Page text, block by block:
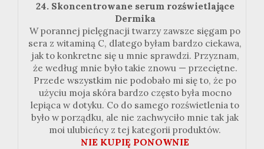
24. Skoncentrowane serum rozświetlające
Dermika
W porannej pielęgnacji twarzy zawsze sięgam po
sera z witaminą C, dlatego byłam bardzo ciekawa,
jak to konkretne się u mnie sprawdzi. Przyznam,
że według mnie było takie znowu — przeciętne.
Przede wszystkim nie podobało mi się to, że po
użyciu moja skóra bardzo często była mocno
lepiąca w dotyku. Co do samego rozświetlenia to
było w porządku, ale nie zachwyciło mnie tak jak
moi ulubieńcy z tej kategorii produktów.
NIE KUPIĘ PONOWNIE